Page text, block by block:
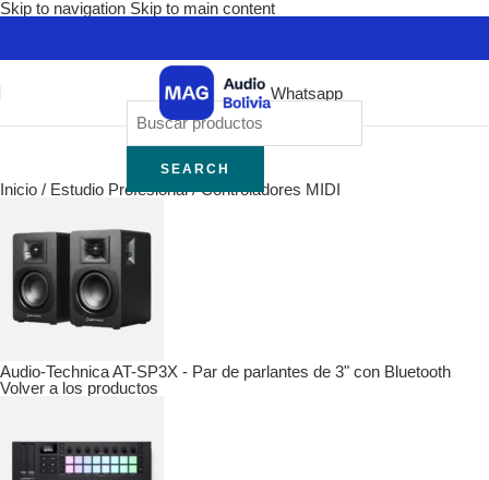
Skip to navigation Skip to main content
Whatsapp
SEARCH
Inicio / Estudio Profesional/ Controladores MIDI
Audio-Technica AT-SP3X - Par de parlantes de 3" con Bluetooth
Volver a los productos